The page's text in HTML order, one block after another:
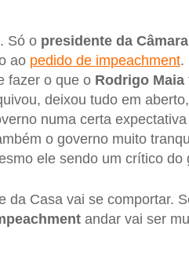
Só o presidente da Câmara
ao pedido de impeachment.
fazer o que o Rodrigo Maia
deixou tudo em
numa certa
o governo muito
ele sendo um crítico do
da Casa vai se comportar.
andar vai ser